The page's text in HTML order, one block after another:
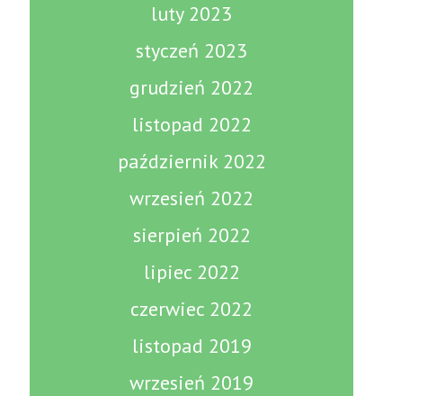
luty 2023
styczeń 2023
grudzień 2022
listopad 2022
październik 2022
wrzesień 2022
sierpień 2022
lipiec 2022
czerwiec 2022
listopad 2019
wrzesień 2019